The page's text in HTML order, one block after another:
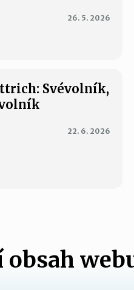
26. 5. 2026
Svévolník,
22. 6. 2026